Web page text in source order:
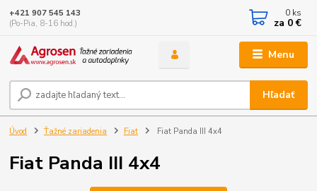
Menu
Hľadať
+421 907 545 143
(Po-Pia, 8-16 hod.)
0 ks
za 0 €
Úvod Ťažné zariadenia Fiat Fiat Panda III 4x4
Fiat Panda III 4x4